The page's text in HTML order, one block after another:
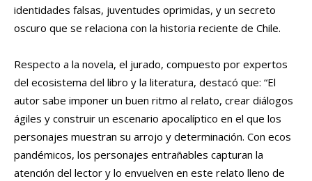
identidades falsas, juventudes oprimidas, y un secreto
oscuro que se relaciona con la historia reciente de Chile.
Respecto a la novela, el jurado, compuesto por expertos
del ecosistema del libro y la literatura, destacó que: “El
autor sabe imponer un buen ritmo al relato, crear diálogos
ágiles y construir un escenario apocalíptico en el que los
personajes muestran su arrojo y determinación. Con ecos
pandémicos, los personajes entrañables capturan la
atención del lector y lo envuelven en este relato lleno de